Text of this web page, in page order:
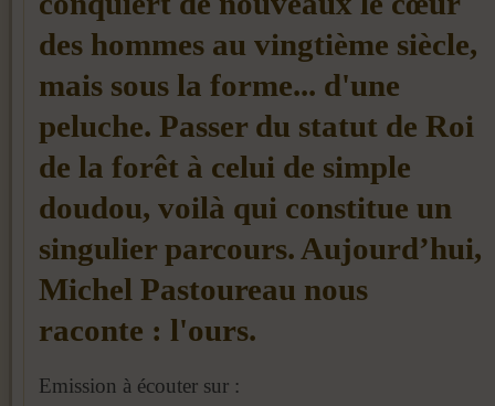
des hommes au vingtième siècle,
mais sous la forme... d'une
peluche. Passer du statut de Roi
de la forêt à celui de simple
doudou, voilà qui constitue un
singulier parcours. Aujourd’hui,
Michel Pastoureau nous
raconte : l'ours.
Emission à écouter sur :